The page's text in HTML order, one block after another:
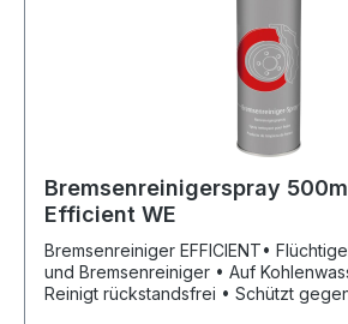
Bremsenreinigerspray
Efficient WE
Bremsenreiniger EFFICIENT•
und Bremsenreiniger • Auf Kohlenwasserstoff-Basis •
Reinigt rückstandsfrei • Schützt gegen Nachrosten •